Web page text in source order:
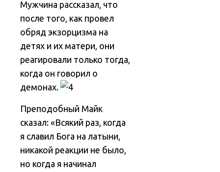
Мужчина рассказал, что
после того, как провел
обряд экзорцизма на
детях и их матери, они
реагировали только тогда,
когда он говорил о
демонах.
Преподобный Майк
сказал: «Всякий раз, когда
я славил Бога на латыни,
никакой реакции не было,
но когда я начинал